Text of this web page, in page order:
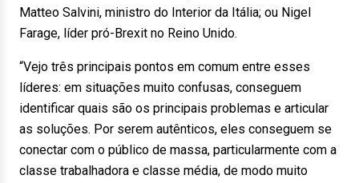
Matteo Salvini, ministro do Interior da Itália; ou Nigel
Farage, líder pró-Brexit no Reino Unido.
“Vejo três principais pontos em comum entre esses
líderes: em situações muito confusas, conseguem
identificar quais são os principais problemas e articular
as soluções. Por serem autênticos, eles conseguem se
conectar com o público de massa, particularmente com a
classe trabalhadora e classe média, de modo muito